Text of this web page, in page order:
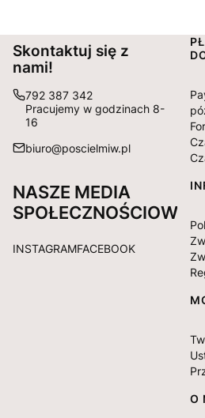
Skontaktuj się z
nami!
792 387 342
Pracujemy w godzinach 8-
16
biuro@poscielmiw.pl
NASZE MEDIA
SPOŁECZNOŚCIOWE:
INSTAGRAMFACEBOOK
O